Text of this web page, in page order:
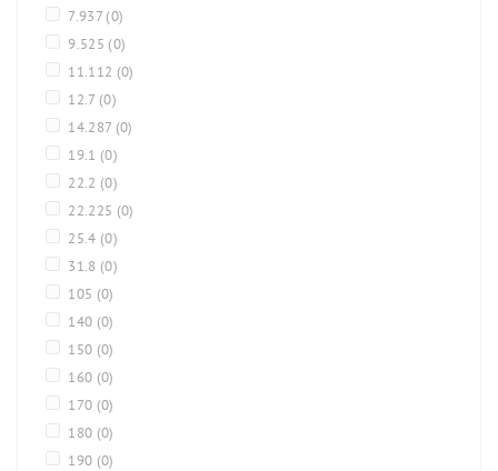
7.937 (0)
9.525 (0)
11.112 (0)
12.7 (0)
14.287 (0)
19.1 (0)
22.2 (0)
22.225 (0)
25.4 (0)
31.8 (0)
105 (0)
140 (0)
150 (0)
160 (0)
170 (0)
180 (0)
190 (0)